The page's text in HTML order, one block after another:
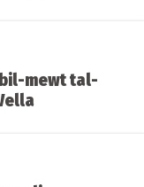
bil-mewt tal-